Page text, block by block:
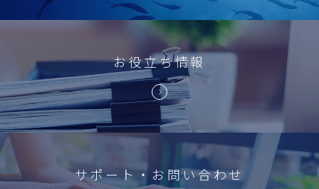
お役立ち情報
サポート・お問い合わせ